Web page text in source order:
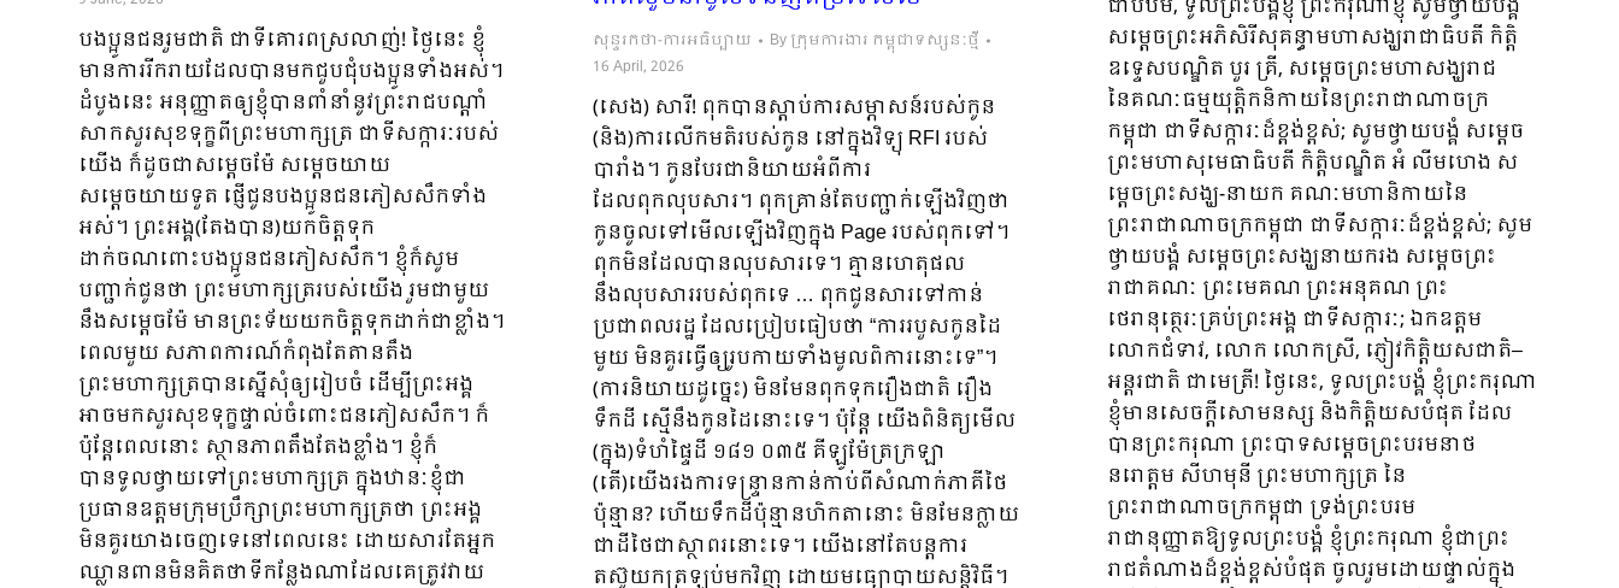
បងប្អូនជនរួមជាតិ ជាទីគោរពស្រលាញ់! ថ្ងៃនេះ ខ្ញុំ
មានការរីករាយដែលបានមកជួបជុំបងប្អូនទាំងអស់។
ដំបូងនេះ អនុញ្ញាតឲ្យខ្ញុំបានពាំនាំនូវព្រះរាជបណ្ដាំ
សាកសួរសុខទុក្ខពីព្រះមហាក្សត្រ ជាទីសក្ការៈរបស់
យើង ក៏ដូចជាសម្ដេចម៉ែ សម្ដេចយាយ
សម្ដេចយាយទួត ផ្ញើជូនបងប្អូនជនភៀសសឹកទាំង
អស់។ ព្រះអង្គ(តែងបាន)យកចិត្តទុក
ដាក់ចណពោះបងប្អូនជនភៀសសឹក។ ខ្ញុំក៏សូម
បញ្ជាក់ជូនថា ព្រះមហាក្សត្ររបស់យើង រួមជាមួយ
នឹងសម្ដេចម៉ែ មានព្រះទ័យយកចិត្តទុកដាក់ជាខ្លាំង។
ពេលមួយ សភាពការណ៍កំពុងតែតានតឹង
ព្រះមហាក្សត្របានស្នើសុំឲ្យរៀបចំ ដើម្បីព្រះអង្គ
អាចមកសួរសុខទុក្ខផ្ទាល់ចំពោះជនភៀសសឹក។ ក៏
ប៉ុន្តែពេលនោះ ស្ថានភាពតឹងតែងខ្លាំង។ ខ្ញុំក៏
បានទូលថ្វាយទៅព្រះមហាក្សត្រ ក្នុងឋានៈខ្ញុំជា
ប្រធានឧត្តមក្រុមប្រឹក្សាព្រះមហាក្សត្រថា ព្រះអង្គ
មិនគួរយាងចេញទេនៅពេលនេះ ដោយសារតែអ្នក
ឈ្លានពានមិនគិតថាទីកន្លែងណាដែលគេត្រូវវាយ
សុន្ទរកថា-ការអធិប្បាយ By ក្រុមការងារ កម្ពុជាទស្សនៈថ្មី
16 April, 2026
(សេង) សារី! ពុកបានស្ដាប់ការសម្ភាសន៍របស់កូន
(និង)ការលើកមតិរបស់កូន នៅក្នុងវិទ្យុ RFI របស់
បារាំង។ កូនបែរជានិយាយអំពីការ
ដែលពុកលុបសារ។ ពុកគ្រាន់តែបញ្ជាក់ឡើងវិញថា​
កូនចូលទៅមើលឡើងវិញក្នុង Page របស់ពុកទៅ។
ពុកមិនដែលបានលុបសារទេ។ គ្មានហេតុផល
នឹងលុប​សាររបស់ពុកទេ … ពុកជូនសារទៅកាន់
ប្រជាពលរដ្ឋ ដែលប្រៀបធៀបថា “ការរបួសកូនដៃ
មួយ មិនគួរធ្វើឲ្យរូបកាយទាំងមូលពិការនោះទេ”។
(ការនិយាយដូច្នេះ) មិនមែនពុកទុករឿងជាតិ រឿង
ទឹកដី ស្មើនឹងកូនដៃនោះទេ។ ប៉ុន្តែ យើងពិនិត្យមើល
(ក្នុង)ទំហំផ្ទៃដី ១៨១ ០៣៥ គីឡូម៉ែត្រក្រឡា
(តើ)យើងរងការទន្ទ្រានកាន់កាប់ពីសំណាក់ភាគីថៃ
ប៉ុន្មាន? ហើយទឹកដីប៉ុន្មានហិក​តានោះ មិនមែនក្លាយ
ជាដីថៃជាស្ថាពរនោះទេ។ យើងនៅតែបន្តការ
តស៊ូយកត្រឡប់មកវិញ ដោយមធ្យោបាយសន្តិវិធី។
ជាបឋម, ទូលព្រះបង្គំខ្ញុំ ព្រះករុណាខ្ញុំ សូមថ្វាយបង្គំ
សម្តេចព្រះអភិសិរីសុគន្ធាមហាសង្ឃរាជាធិបតី កិត្តិ
ឧទ្ទេសបណ្ឌិត បួរ គ្រី, សម្តេចព្រះមហាសង្ឃរាជ
នៃគណៈធម្មយុត្តិកនិកាយនៃព្រះរាជាណាចក្រ
កម្ពុជា ជាទីសក្ការៈដ៏ខ្ពង់ខ្ពស់; សូមថ្វាយបង្គំ សម្តេច
ព្រះមហាសុមេធាធិបតី កិត្តិបណ្ឌិត អំ លីមហេង ស
ម្តេចព្រះសង្ឃ-នាយក គណៈមហានិកាយនៃ
ព្រះរាជាណាចក្រកម្ពុជា ជាទីសក្ការៈដ៏ខ្ពង់ខ្ពស់; សូម
ថ្វាយបង្គំ សម្តេចព្រះសង្ឃនាយករង សម្តេចព្រះ
រាជាគណៈ ព្រះមេគណ ព្រះអនុគណ ព្រះ
ថេរានុត្ថេរៈគ្រប់ព្រះអង្គ ជាទីសក្ការៈ; ឯកឧត្តម
លោកជំទាវ, លោក លោកស្រី, ភ្ញៀវកិត្តិយសជាតិ–
អន្តរជាតិ​ ជាមេត្រី! ថ្ងៃនេះ, ទូលព្រះបង្គំ ខ្ញុំព្រះករុណា
ខ្ញុំមានសេចក្ដីសោមនស្ស និងកិត្តិយសបំផុត ដែល
បានព្រះករុណា ព្រះបាទសម្តេចព្រះបរមនាថ
នរោត្តម សីហមុនី ព្រះមហាក្សត្រ នៃ
ព្រះរាជាណាចក្រកម្ពុជា ទ្រង់ព្រះបរម
រាជានុញ្ញាតឱ្យទូលព្រះបង្គំ ខ្ញុំព្រះករុណា ខ្ញុំជាព្រះ
រាជតំណាងដ៏ខ្ពង់ខ្ពស់បំផុត ចូលរួមដោយផ្ទាល់ក្នុង